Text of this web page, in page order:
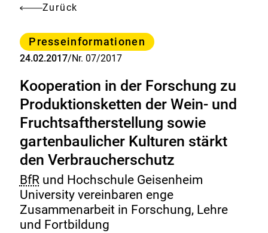
Zurück
Kategorie
Presseinformationen
24.02.2017/Nr. 07/2017
Kooperation in der Forschung zu
Produktionsketten der Wein- und
Fruchtsaftherstellung sowie
gartenbaulicher Kulturen stärkt
den Verbraucherschutz
BfRund Hochschule Geisenheim
University vereinbaren enge
Zusammenarbeit in Forschung, Lehre
und Fortbildung